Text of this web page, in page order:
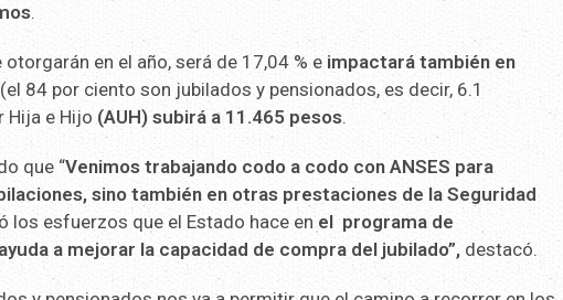
.
en el año, será de 17,04 % e impactará también en
(el 84 por ciento son jubilados y pensionados, es decir, 6.1
Hija e Hijo (AUH) subirá a 11.465 pesos.
que “Venimos trabajando codo a codo con ANSES para
sino también en otras prestaciones de la Seguridad
los esfuerzos que el Estado hace en el programa de
a mejorar la capacidad de compra del jubilado”, destacó.